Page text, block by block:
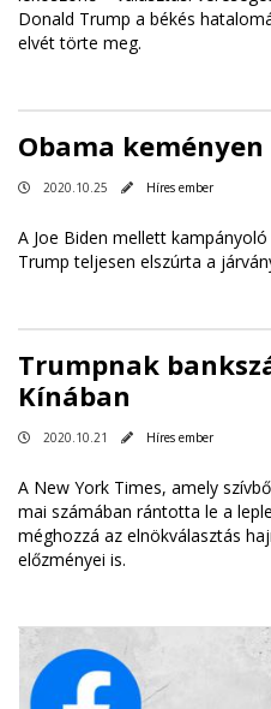
Donald Trump a békés
elvét törte meg.
Obama
2020.10.25 Híres ember
A Joe Biden mellett
Trump teljesen elszúrta a
Trumpnak
Kínában
2020.10.21 Híres ember
A New York Times, amely
mai számában rántotta le a
méghozzá az elnökválasztás
előzményei is.